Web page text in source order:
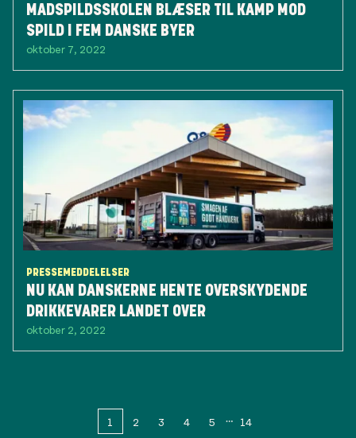
MADSPILDSSKOLEN BLÆSER TIL KAMP MOD
SPILD I FEM DANSKE BYER
oktober 7, 2022
PRESSEMEDDELELSER
NU KAN DANSKERNE HENTE OVERSKYDENDE
DRIKKEVARER LANDET OVER
oktober 2, 2022
1 2 3 4 5 14